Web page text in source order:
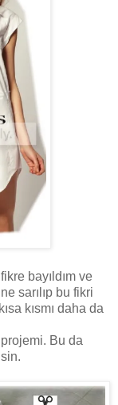
bayıldım ve
sarılıp bu fikri
kısmı daha da
projemi. Bu da